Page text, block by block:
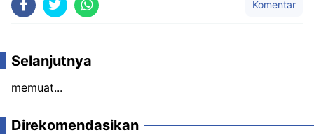
Komentar
Selanjutnya
memuat...
Direkomendasikan